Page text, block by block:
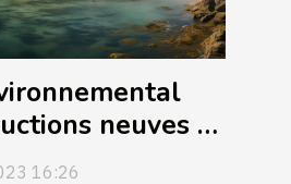
neuves à
16:26